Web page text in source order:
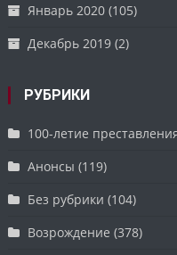
Январь 2020 (105)
Декабрь 2019 (2)
РУБРИКИ
100-летие
Анонсы (119)
Без рубрики (104)
Возрождение (378)